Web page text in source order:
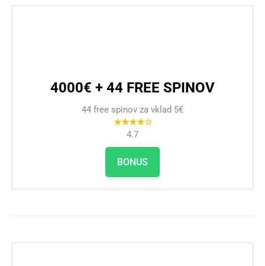
4000€ + 44 FREE SPINOV
44 free spinov za vklad 5€
★★★★☆
4.7
BONUS